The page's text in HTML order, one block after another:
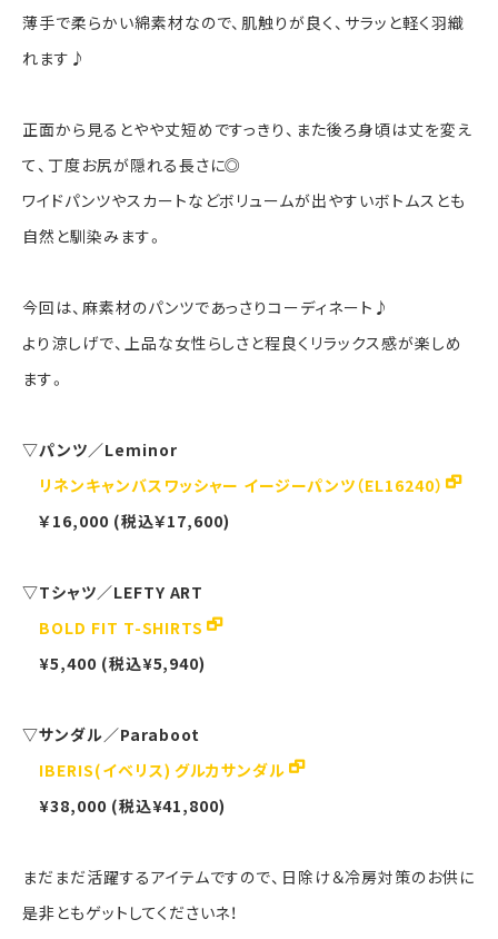
薄手で柔らかい綿素材なので、肌触りが良く、サラッと軽く羽織
れます♪
正面から見るとやや丈短めですっきり、また後ろ身頃は丈を変え
て、丁度お尻が隠れる長さに◎
ワイドパンツやスカートなどボリュームが出やすいボトムスとも
自然と馴染みます。
今回は、麻素材のパンツであっさりコーディネート♪
より涼しげで、上品な女性らしさと程良くリラックス感が楽しめ
ます。
▽パンツ／Leminor
リネンキャンバスワッシャー イージーパンツ（EL16240）
￥16,000 (税込￥17,600)
▽Tシャツ／LEFTY ART
BOLD FIT T-SHIRTS
¥5,400 (税込¥5,940)
▽サンダル／Paraboot
IBERIS(イベリス) グルカサンダル
¥38,000 (税込¥41,800)
まだまだ活躍するアイテムですので、日除け＆冷房対策のお供に
是非ともゲットしてくださいネ！